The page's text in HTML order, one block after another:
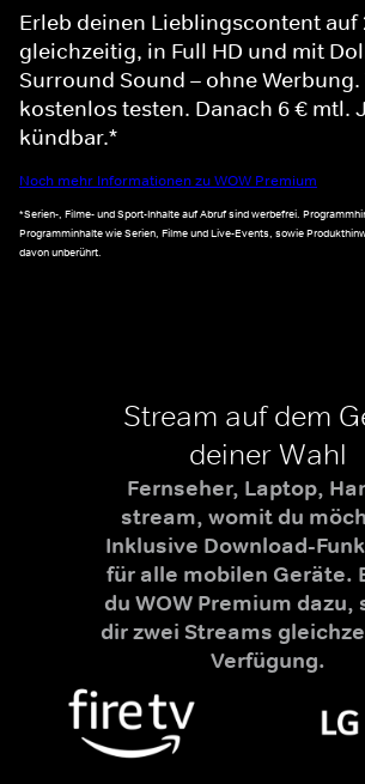
Erleb deinen Lieblingscontent auf
gleichzeitig, in Full HD und mit
Surround Sound – ohne Werbung.
kostenlos testen. Danach 6 € mtl.
kündbar.*
Noch mehr Informationen zu WOW Premium
*Serien-, Filme- und Sport-Inhalte auf Abruf sind werbefrei.
Programminhalte wie Serien, Filme und Live-Events, sowie
davon unberührt.
Stream auf dem
deiner Wahl
Fernseher, Laptop,
stream, womit du
Inklusive Download-
für alle mobilen Geräte.
du WOW Premium dazu,
dir zwei Streams
Verfügung.